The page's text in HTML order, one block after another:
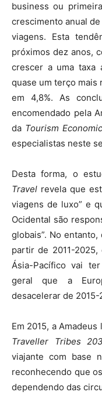
business ou
crescimento anual
viagens. Esta
próximos dez anos,
crescer a uma taxa
quase um terço mais
em 4,8%. As
encomendado pela
da Tourism
especialistas neste
Desta forma, o
Travel revela que
viagens de luxo” e
Ocidental são
globais”. No
partir de 2011-
Ásia-Pacífico vai
geral que a
desacelerar de 2015-
Em 2015, a
Traveller Tribes
viajante com base
reconhecendo que
dependendo das